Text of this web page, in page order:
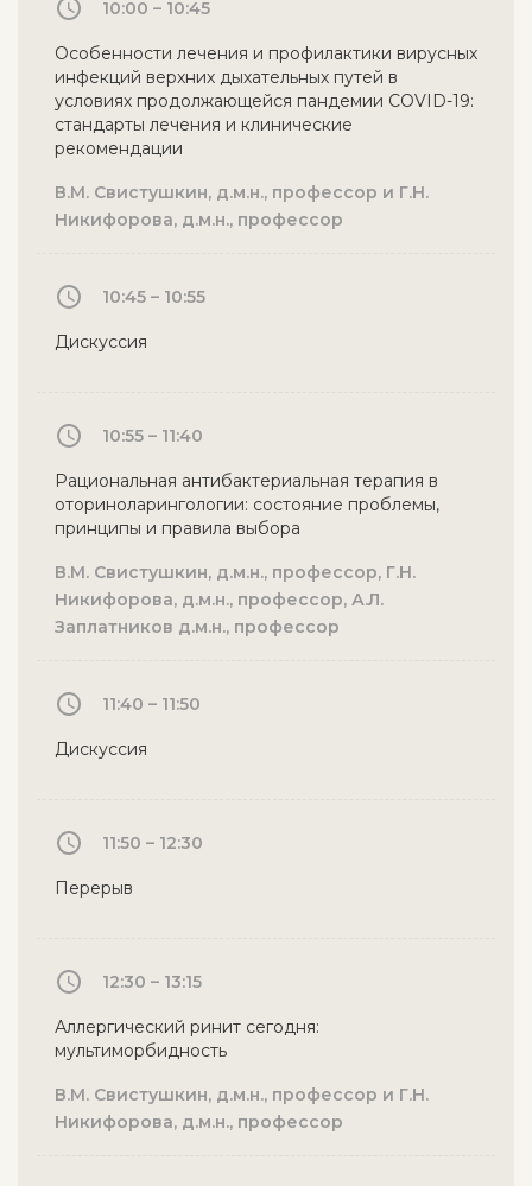
10:00 – 10:45
Особенности лечения и профилактики вирусных
инфекций верхних дыхательных путей в
условиях продолжающейся пандемии COVID-19:
стандарты лечения и клинические
рекомендации
В.М. Свистушкин, д.м.н., профессор и Г.Н.
Никифорова, д.м.н., профессор
10:45 – 10:55
Дискуссия
10:55 – 11:40
Рациональная антибактериальная терапия в
оториноларингологии: состояние проблемы,
принципы и правила выбора
В.М. Свистушкин, д.м.н., профессор, Г.Н.
Никифорова, д.м.н., профессор, А.Л.
Заплатников д.м.н., профессор
11:40 – 11:50
Дискуссия
11:50 – 12:30
Перерыв
12:30 – 13:15
Аллергический ринит сегодня:
мультиморбидность
В.М. Свистушкин, д.м.н., профессор и Г.Н.
Никифорова, д.м.н., профессор